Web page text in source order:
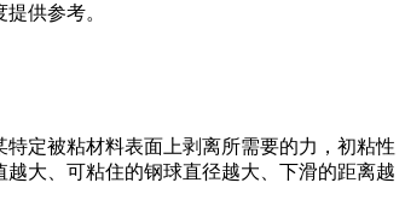
供参考。
定被粘材料表面上剥离所需要的力，初粘性
大、可粘住的钢球直径越大、下滑的距离越